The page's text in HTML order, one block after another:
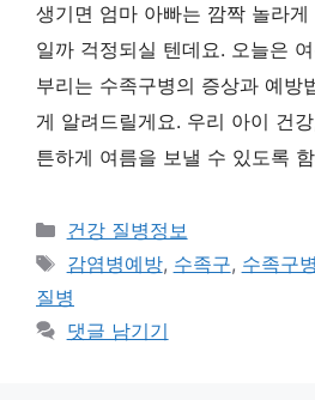
생기면 엄마 아빠는 깜짝 놀라
일까 걱정되실 텐데요. 오늘은
부리는 수족구병의 증상과 예방
게 알려드릴게요. 우리 아이 건
튼하게 여름을 보낼 수 있도록
카
테
고
리
건강 질병정보
태
그
감염병예방, 수족구, 수족구병
질병
댓글 남기기